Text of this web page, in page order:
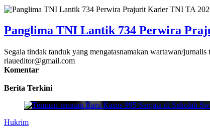
Panglima TNI Lantik 734 Perwira
Segala tindak tanduk yang mengatasnamakan wartawan/
riaueditor@gmail.com
Komentar
Berita Terkini
Hukrim